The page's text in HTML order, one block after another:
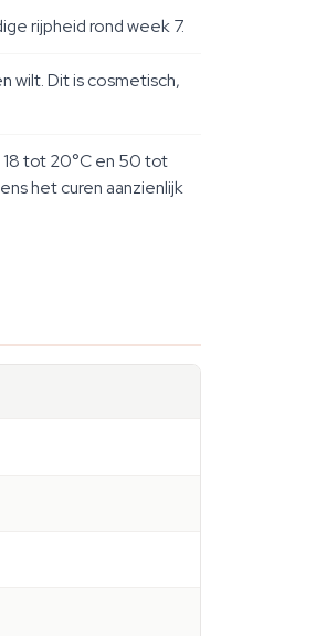
rijpheid rond week 7.
wilt. Dit is cosmetisch,
18 tot 20°C en 50 tot
het curen aanzienlijk